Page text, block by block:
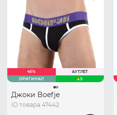
45%
АУТЛЕТ
ОРИГИНАЛ
S
Джоки Boefje
ID товара 47442